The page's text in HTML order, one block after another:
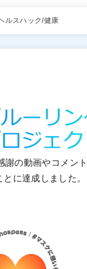
ルスハック 健康
謝の動画やコメン
に達成しました。